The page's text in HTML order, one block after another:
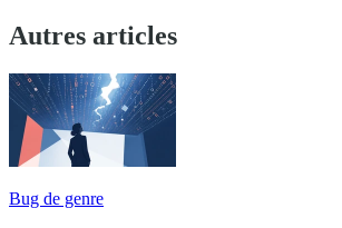
Autres articles
Bug de genre